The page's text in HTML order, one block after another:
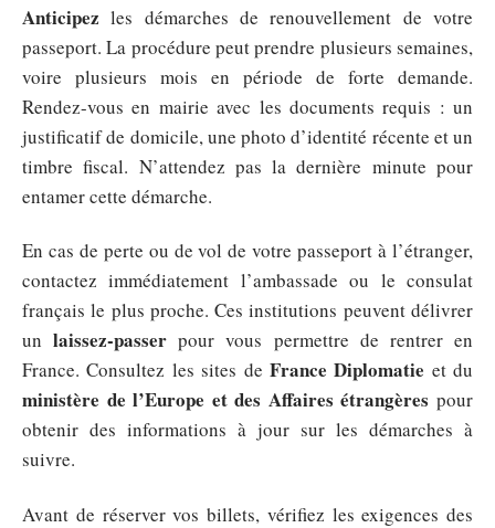
Anticipez les démarches de renouvellement de votre
passeport. La procédure peut prendre plusieurs semaines,
voire plusieurs mois en période de forte demande.
Rendez-vous en mairie avec les documents requis : un
justificatif de domicile, une photo d’identité récente et un
timbre fiscal. N’attendez pas la dernière minute pour
entamer cette démarche.
En cas de perte ou de vol de votre passeport à l’étranger,
contactez immédiatement l’ambassade ou le consulat
français le plus proche. Ces institutions peuvent délivrer
unlaissez-passer pour vous permettre de rentrer en
France. Consultez les sites de France Diplomatie et du
ministère de l’Europe et des Affaires étrangères pour
obtenir des informations à jour sur les démarches à
suivre.
Avant de réserver vos billets, vérifiez les exigences des